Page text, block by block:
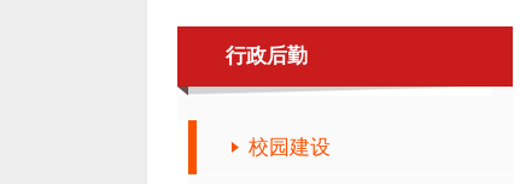
行政后勤
校园建设